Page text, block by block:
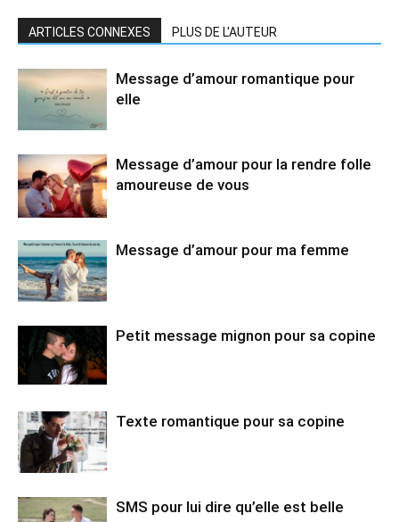
ARTICLES CONNEXES PLUS DE L'AUTEUR
Message d’amour romantique pour
elle
Message d’amour pour la rendre folle
amoureuse de vous
Message d’amour pour ma femme
Petit message mignon pour sa copine
Texte romantique pour sa copine
SMS pour lui dire qu’elle est belle